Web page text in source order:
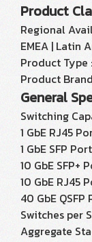
Product
Regional
EMEA | Latin
Product Type
Product
General
Switching
1 GbE RJ45
1 GbE SFP
10 GbE SFP+
10 GbE RJ45
40 GbE
Switches per
Aggregate